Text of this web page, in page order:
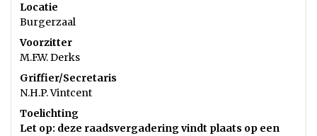
Locatie
Burgerzaal
Voorzitter
M.F.W. Derks
Griffier/Secretaris
N.H.P. Vintcent
Toelichting
Let op: deze raadsvergadering vindt plaats op een